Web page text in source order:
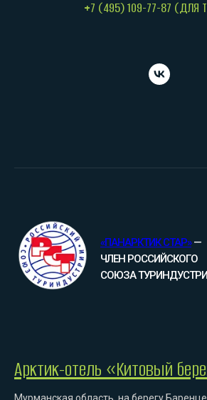
+7 (495) 109-77-87 (ДЛЯ
«ПАНАРКТИК СТАР»—
ЧЛЕН РОССИЙСКОГО
СОЮЗА
Арктик-отель «Китовый
Мурманская область, на берегу